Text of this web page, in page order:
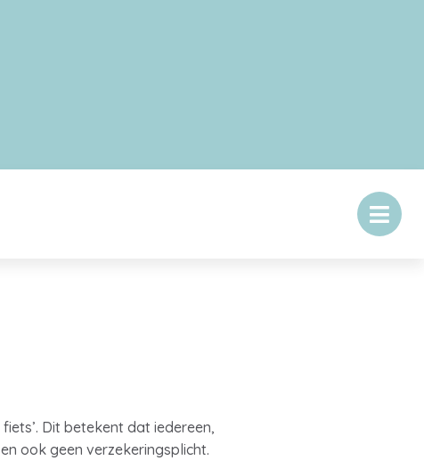
Dit betekent dat iedereen,
ook geen verzekeringsplicht.